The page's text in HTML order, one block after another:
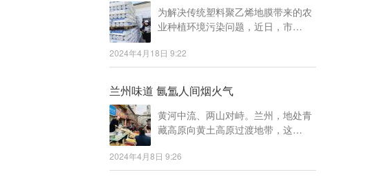
为解决传统塑料聚乙烯地膜带来的农
业种植环境污染问题，近日，市…
2024年4月18日 9:22
兰州味道 氤氲人间烟火气
黄河中流、两山对峙。兰州，地处青
藏高原向黄土高原过渡地带，这…
2024年4月8日 9:26